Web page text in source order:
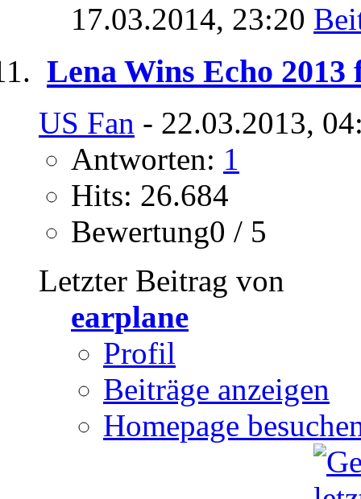
17.03.2014, 23:20
Lena Wins Echo 2013
US Fan - 22.03.2013,
Antworten: 1
Hits: 26.684
Bewertung0 / 5
Letzter Beitrag von
earplane
Profil
Beiträge anzeigen
Homepage